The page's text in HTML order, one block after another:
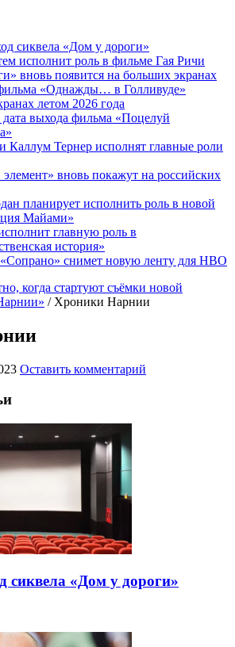
сиквела «Дом у дороги»
исполнит роль в фильме Гая Ричи
вновь появится на больших экранах
«Однажды… в Голливуде»
летом 2026 года
дата выхода фильма «Поцелуй
Каллум Тернер исполнят главные роли
вновь покажут на российских
планирует исполнить роль в новой
Майами»
главную роль в
история»
снимет новую ленту для HBO
когда стартуют съёмки новой
/ Хроники Нарнии
Оставить комментарий
сиквела «Дом у дороги»